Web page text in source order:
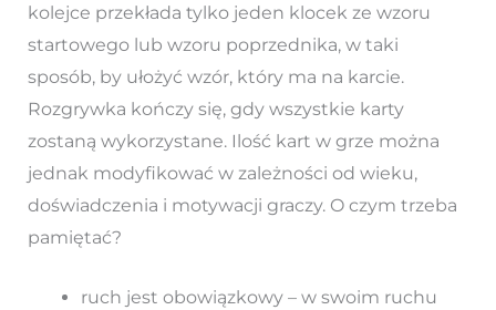
kolejce przekłada tylko jeden klocek ze wzoru
startowego lub wzoru poprzednika, w taki
sposób, by ułożyć wzór, który ma na karcie.
Rozgrywka kończy się, gdy wszystkie karty
zostaną wykorzystane. Ilość kart w grze można
jednak modyfikować w zależności od wieku,
doświadczenia i motywacji graczy. O czym trzeba
pamiętać?
ruch jest obowiązkowy – w swoim ruchu